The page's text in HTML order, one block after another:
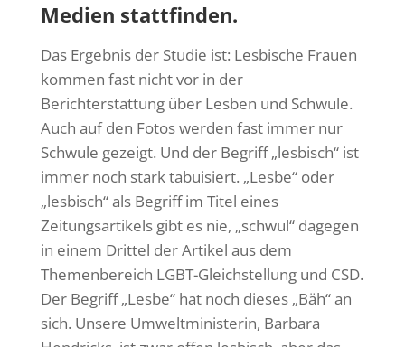
Medien stattfinden.
Das Ergebnis der Studie ist: Lesbische Frauen
kommen fast nicht vor in der
Berichterstattung über Lesben und Schwule.
Auch auf den Fotos werden fast immer nur
Schwule gezeigt. Und der Begriff „lesbisch“ ist
immer noch stark tabuisiert. „Lesbe“ oder
„lesbisch“ als Begriff im Titel eines
Zeitungsartikels gibt es nie, „schwul“ dagegen
in einem Drittel der Artikel aus dem
Themenbereich LGBT-Gleichstellung und CSD.
Der Begriff „Lesbe“ hat noch dieses „Bäh“ an
sich. Unsere Umweltministerin, Barbara